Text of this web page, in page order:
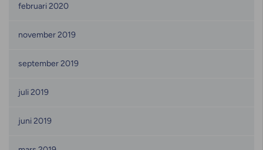
februari 2020
november 2019
september 2019
juli 2019
juni 2019